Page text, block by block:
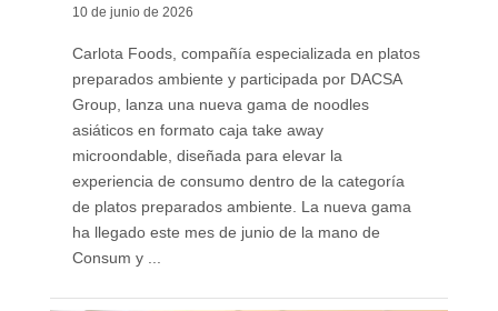
10 de junio de 2026
Carlota Foods, compañía especializada en platos
preparados ambiente y participada por DACSA
Group, lanza una nueva gama de noodles
asiáticos en formato caja take away
microondable, diseñada para elevar la
experiencia de consumo dentro de la categoría
de platos preparados ambiente. La nueva gama
ha llegado este mes de junio de la mano de
Consum y ...